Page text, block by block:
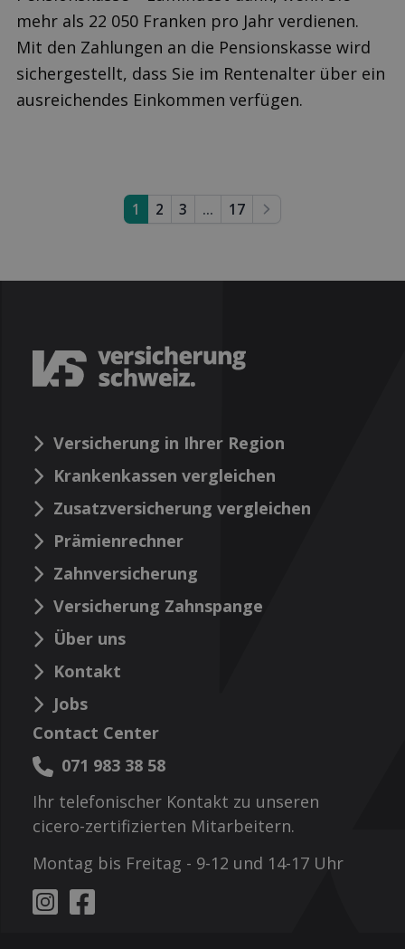
mehr als 22 050 Franken pro Jahr verdienen.
Mit den Zahlungen an die Pensionskasse wird
sichergestellt, dass Sie im Rentenalter über ein
ausreichendes Einkommen verfügen.
1 2 3 ... 17 Next
Versicherung in Ihrer Region
Krankenkassen vergleichen
Zusatzversicherung vergleichen
Prämienrechner
Zahnversicherung
Versicherung Zahnspange
Über uns
Kontakt
Jobs
Contact Center
071 983 38 58
Ihr telefonischer Kontakt zu unseren
cicero-zertifizierten Mitarbeitern.
Montag bis Freitag - 9-12 und 14-17 Uhr